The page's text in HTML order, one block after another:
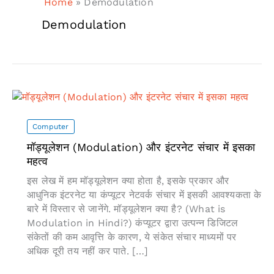
Demodulation
Computer
मॉड्यूलेशन (Modulation) और इंटरनेट संचार में इसका
महत्व
इस लेख में हम मॉड्यूलेशन क्या होता है, इसके प्रकार और
आधुनिक इंटरनेट या कंप्यूटर नेटवर्क संचार में इसकी आवश्यकता के
बारे में विस्तार से जानेंगे. मॉड्यूलेशन क्या है? (What is
Modulation in Hindi?) कंप्यूटर द्वारा उत्पन्न डिजिटल
संकेतों की कम आवृत्ति के कारण, ये संकेत संचार माध्यमों पर
अधिक दूरी तय नहीं कर पाते. […]